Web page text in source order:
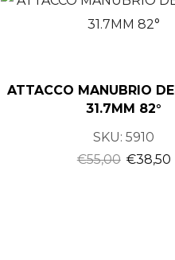
ATTACCO MANUBRIO
31.7MM 82°
SKU:5910
€55,00 €38,50